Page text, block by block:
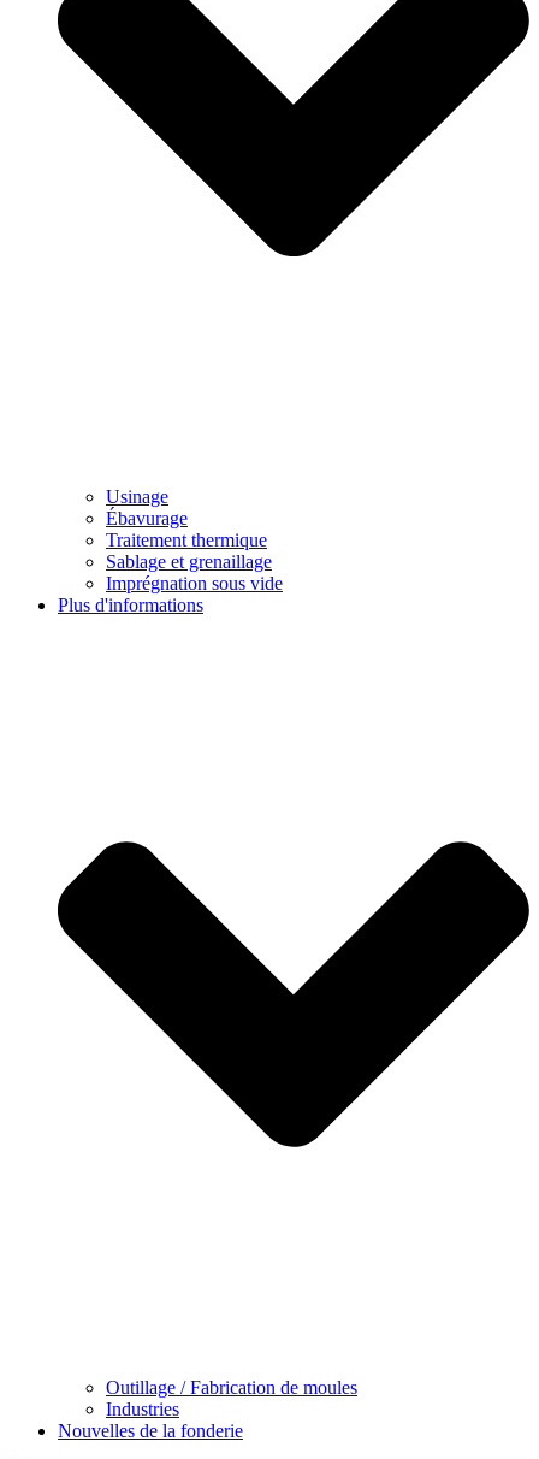
Usinage
Ébavurage
Traitement thermique
Sablage et grenaillage
Imprégnation sous vide
Plus d'informations
Outillage / Fabrication de moules
Industries
Nouvelles de la fonderie